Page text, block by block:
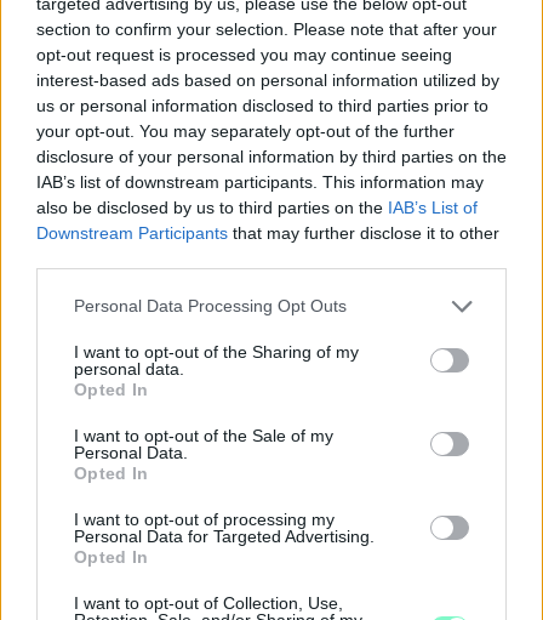
section to confirm your selection. Please note that after your
opt-out request is processed you may continue seeing
interest-based ads based on personal information utilized by
us or personal information disclosed to third parties prior to
your opt-out. You may separately opt-out of the further
disclosure of your personal information by third parties on the
IAB’s list of downstream participants. This information may
also be disclosed by us to third parties on the IAB’s List of
Downstream Participants that may further disclose it to other
Please note that this website/app uses one or more Google
not limited to your visit or usage behaviour. You may click to
grant or deny consent to Google and its third-party tags to
use your data for below specified purposes in below Google
consent section.
Personal Data Processing Opt Outs
I want to opt-out of the Sharing of my
personal data.
Opted In
I want to opt-out of the Sale of my
Personal Data.
Opted In
I want to opt-out of processing my
Personal Data for Targeted Advertising.
Opted In
I want to opt-out of Collection, Use,
Észtország, Szlovénia és Svédország következik.
Szólj hozzá!
MAGYAR PÉTER: 868 MILLIÁRD FORINTOS
BERUHÁZÁSI CSOMAGGAL ERŐSÍTIK
MAGYARORSZÁG ENERGIAELLÁTÁSÁT, MIKÖZBEN
TOVÁBBRA IS KRITIKUS NAPOK ELÉ NÉZ AZ ORSZÁG